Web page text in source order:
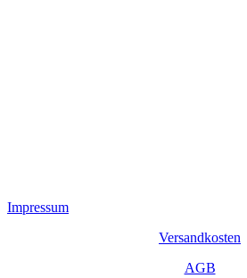
Impressum
Versandkosten
AGB